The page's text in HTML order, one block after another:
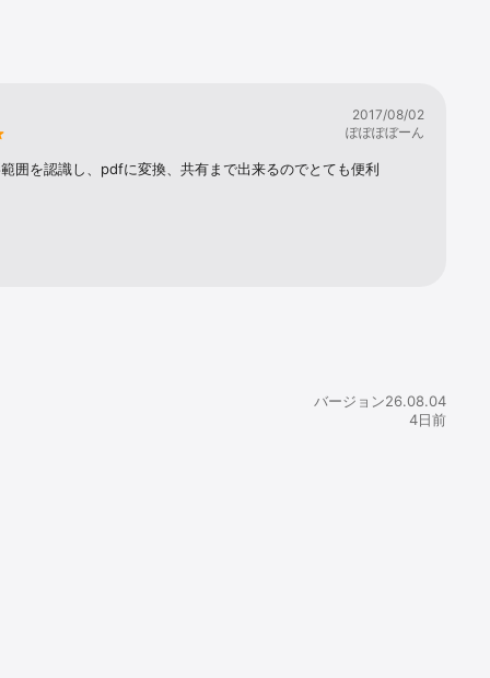
用でき
ー、編
できま
プション
2017/08/02
ぽぽぽぼーん
囲を認識し、pdfに変換、共有まで出来るのでとても便利
バージョン26.08.04
4日前